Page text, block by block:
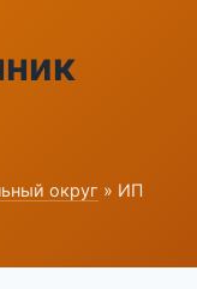
округ » ИП